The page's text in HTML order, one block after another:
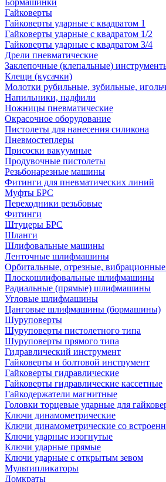
Бормашинки
Гайковерты
Гайковерты ударные с квадратом 1
Гайковерты ударные с квадратом 1/2
Гайковерты ударные с квадратом 3/4
Дрели пневматические
Заклепочные (клепальные)
Клещи (кусачки)
Молотки рубильные, зубильные,
Напильники, надфили
Ножницы пневматические
Окрасочное оборудование
Пистолеты для нанесения силикона
Пневмостеплеры
Присоски вакуумные
Продувочные пистолеты
Резьбонарезные машины
Фитинги для пневматических линий
Муфты БРС
Переходники резьбовые
Фитинги
Штуцеры БРС
Шланги
Шлифовальные машины
Ленточные шлифмашины
Орбитальные, отрезные,
Плоскошлифовальные шлифмашины
Радиальные (прямые) шлифмашины
Угловые шлифмашины
Цанговые шлифмашины (бормашины)
Шуруповерты
Шуруповерты пистолетного типа
Шуруповерты прямого типа
Гидравлический инструмент
Гайковерты и болтовой инструмент
Гайковерты гидравлические
Гайковерты гидравлические кассетные
Гайкодержатели магнитные
Головки торцевые ударные для
Ключи динамометрические
Ключи динамометрические со
Ключи ударные изогнутые
Ключи ударные прямые
Ключи ударные с открытым зевом
Мультипликаторы
Домкраты